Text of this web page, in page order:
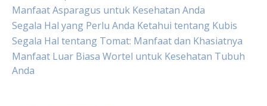
Manfaat Asparagus untuk Kesehatan Anda
Segala Hal yang Perlu Anda Ketahui tentang Kubis
Segala Hal tentang Tomat: Manfaat dan Khasiatnya
Manfaat Luar Biasa Wortel untuk Kesehatan Tubuh
Anda